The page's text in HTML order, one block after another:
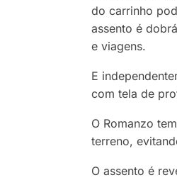
do carrinho
assento é
e viagens.
E
com tela de
O Romanzo
terreno,
O assento é